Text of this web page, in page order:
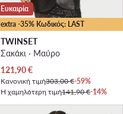
extra -35% Κωδικός: LAST
Ευκαιρία
TWINSET
Σακάκι · Μαύρο
Τρέχουσα τιμή
121,90€
Κανονική τιμή303,00 €-59%
Η χαμηλότερη τιμή141,90 €-14%